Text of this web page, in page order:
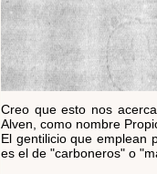
Creo que esto nos
Alven, como nombre
El gentilicio que emplean
es el de "carboneros" o